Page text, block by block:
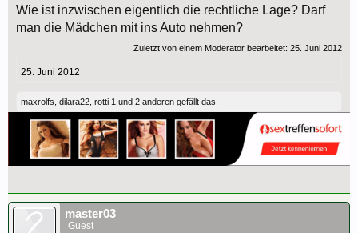
Wie ist inzwischen eigentlich die rechtliche Lage? Darf
man die Mädchen mit ins Auto nehmen?
Zuletzt von einem Moderator bearbeitet: 25. Juni 2012
25. Juni 2012
maxrolfs dilara22 rotti 1 und 2 anderen gefällt das.
master03
Guest